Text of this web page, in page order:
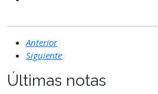
Anterior
Siguiente
Últimas notas